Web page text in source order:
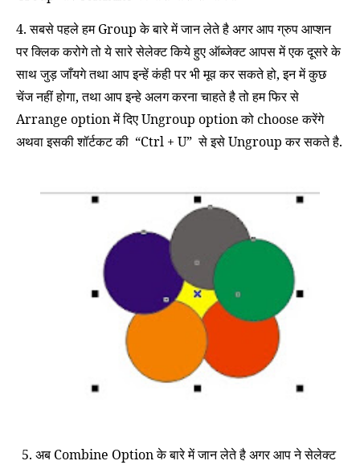
4. सबसे पहले हम Group के बारे में जान लेते है अगर आप ग्रुप आप्शन
पर क्लिक करोगे तो ये सारे सेलेक्ट किये हुए ऑब्जेक्ट आपस में एक दूसरे के
साथ जुड़ जाँयगे तथा आप इन्हें कंही पर भी मूव कर सकते हो,इन में कुछ
चेंज नहीं होगा,तथा आप इन्हे अलग करना चाहते है तो हम फिर से
Arrange option में दिए Ungroup option को choose करेंगे
अथवा इसकी शॉर्टकट की “Ctrl + U”से इसेUngroupकर सकते है.
5. अब Combine Option के बारे में जान लेते है अगर आप ने सेलेक्ट